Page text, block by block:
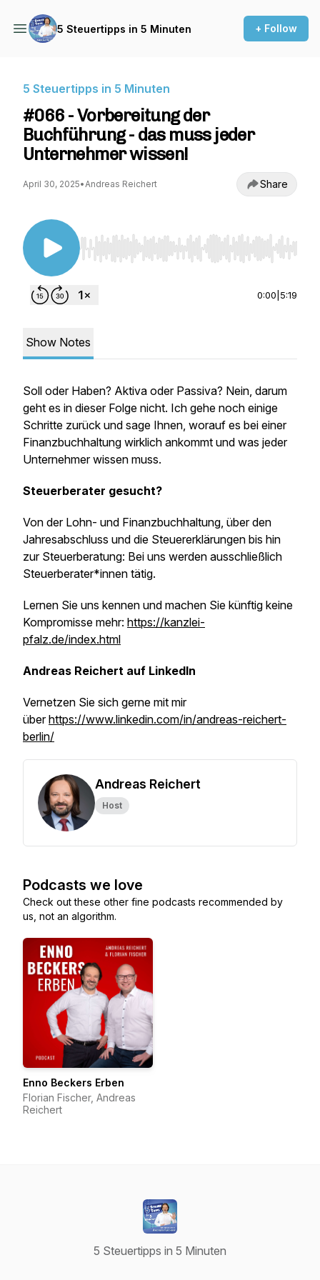
5 Steuertipps in 5 Minuten + Follow
5 Steuertipps in 5 Minuten
#066 - Vorbereitung der
Buchführung - das muss jeder
Unternehmer wissen!
April 30, 2025•Andreas Reichert Share
Use Left/Right to seek, Home/End to jump to
0:00 5:19
Show Notes
Soll oder Haben? Aktiva oder Passiva? Nein, darum
geht es in dieser Folge nicht. Ich gehe noch einige
Schritte zurück und sage Ihnen, worauf es bei einer
Finanzbuchhaltung wirklich ankommt und was jeder
Unternehmer wissen muss.
Steuerberater gesucht?
Von der Lohn- und Finanzbuchhaltung, über den
Jahresabschluss und die Steuererklärungen bis hin
zur Steuerberatung: Bei uns werden ausschließlich
Steuerberater*innen tätig.
Lernen Sie uns kennen und machen Sie künftig keine
Kompromisse mehr: https://kanzlei-
pfalz.de/index.html
Andreas Reichert auf LinkedIn
Vernetzen Sie sich gerne mit mir
überhttps://www.linkedin.com/in/andreas-reichert-
berlin/
Andreas Reichert
Host
Podcasts we love
Check out these other fine podcasts recommended by
us, not an algorithm.
Enno Beckers Erben
Florian Fischer, Andreas
Reichert
5 Steuertipps in 5 Minuten